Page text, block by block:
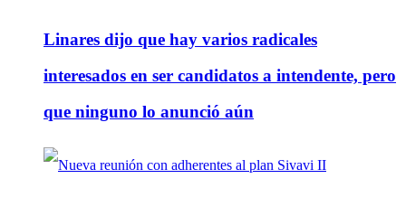
Linares dijo que hay varios radicales
interesados en ser candidatos a intendente, pero
que ninguno lo anunció aún